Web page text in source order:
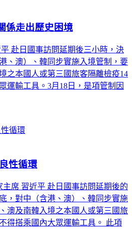
係走出歷史困境
赴日國事訪問延期後三小時，決
、澳）、韓同步實施入境管制，要
之本國人或第三國旅客隔離檢疫14
運輸工具。3月18日，是項管制因
性循環
席 習近平 赴日國事訪問延期後的
，對中（含港、澳）、韓同步實施
澳及南韓入境之本國人或第三國旅
得搭乘國內大眾運輸工具。 此項